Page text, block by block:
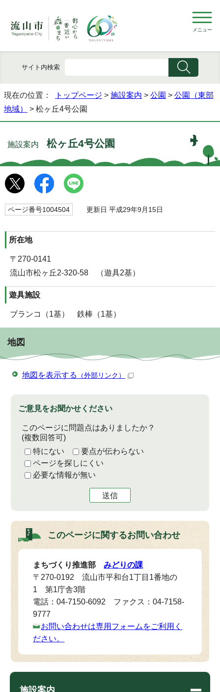
メニュー
サイト内検索
現在の位置： トップページ > 施設案内 > 公園 > 公園（東部
地域）
> 松ヶ丘4号公園
施設案内 松ヶ丘4号公園
ページ番号1004504 更新日 平成29年9月15日
所在地
〒270-0141
流山市松ヶ丘2-320-58 （遊具2基）
遊具施設
ブランコ（1基） 鉄棒（1基）
地図
地図を表示する （外部リンク）
ご意見をお聞かせください
このページに問題点はありましたか？
(複数回答可)
特にない
要点が伝わらない
ページを探しにくい
必要な情報が無い
送信
このページに関するお問い合わせ
まちづくり推進部みどりの課
〒270-0192 流山市平和台1丁目1番地の
1 第1庁舎3階
電話：04-7150-6092 ファクス：04-7158-
9777
お問い合わせは専用フォームをご利用く
ださい。